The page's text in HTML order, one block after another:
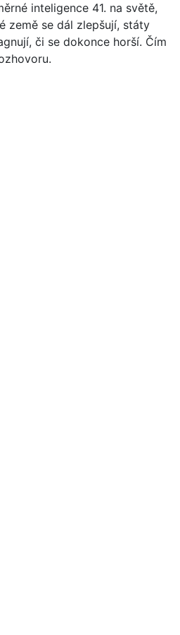
inteligence 41. na světě,
země se dál zlepšují, státy
či se dokonce horší. Čím